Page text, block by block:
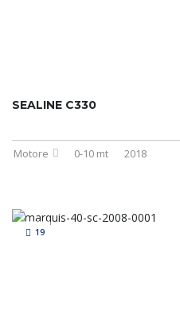
SEALINE C330
Motore 0-10 mt 2018
19